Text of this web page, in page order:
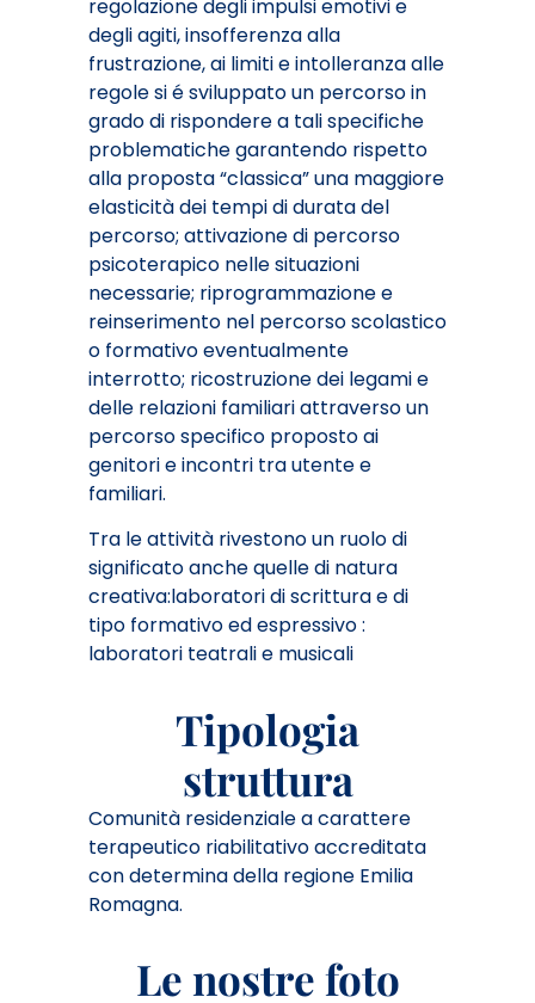
regolazione degli impulsi emotivi e
degli agiti, insofferenza alla
frustrazione, ai limiti e intolleranza alle
regole si é sviluppato un percorso in
grado di rispondere a tali specifiche
problematiche garantendo rispetto
alla proposta “classica” una maggiore
elasticità dei tempi di durata del
percorso; attivazione di percorso
psicoterapico nelle situazioni
necessarie; riprogrammazione e
reinserimento nel percorso scolastico
o formativo eventualmente
interrotto; ricostruzione dei legami e
delle relazioni familiari attraverso un
percorso specifico proposto ai
genitori e incontri tra utente e
familiari.
Tra le attività rivestono un ruolo di
significato anche quelle di natura
creativa:laboratori di scrittura e di
tipo formativo ed espressivo :
laboratori teatrali e musicali
Tipologia
struttura
Comunità residenziale a carattere
terapeutico riabilitativo accreditata
con determina della regione Emilia
Romagna.
Le nostre foto